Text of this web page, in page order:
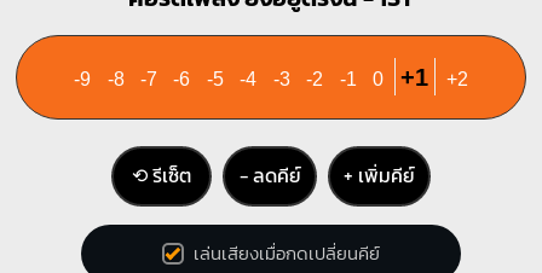
-9 -8 -7 -6 -5 -4 -3 -2 -1 0 +1 +2
⟲ รีเซ็ต − ลดคีย์ + เพิ่มคีย์
เล่นเสียงเมื่อกดเปลี่ยนคีย์